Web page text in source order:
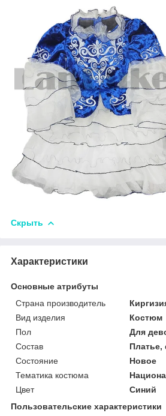
Скрыть
Характеристики
Основные атрибуты
Страна производитель
Вид изделия
Костюм
Пол
Для
Состав
Платье,
Состояние
Новое
Тематика костюма
Цвет
Синий
Пользовательские характеристики